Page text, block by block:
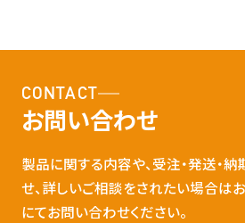
CONTACT
お問い合わせ
製品に関する内容や、受注・発送・
せ、詳しいご相談をされたい場合は
にてお問い合わせください。